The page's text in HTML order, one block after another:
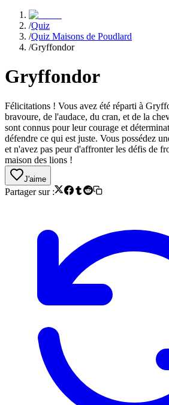
/Quiz
/Quiz Maisons de Poudlard
/Gryffondor
Gryffondor
Félicitations ! Vous avez été réparti à
bravoure, de l'audace, du cran, et de la
sont connus pour leur courage et
défendre ce qui est juste. Vous possédez
et n'avez pas peur d'affronter les défis de
maison des lions !
J'aime
Partager sur :